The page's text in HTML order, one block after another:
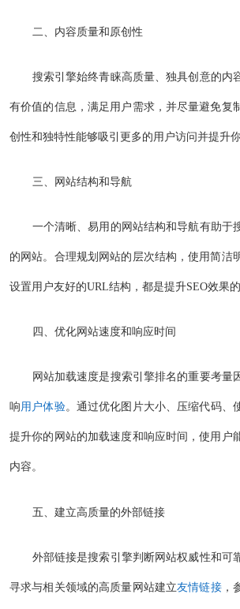
二、内容质量和原创性
搜索引擎始终青睐高质量、独具创意的内
有价值的信息，满足用户需求，并尽量避免复
创性和独特性能够吸引更多的用户访问并提升你
三、网站结构和导航
一个清晰、易用的网站结构和导航有助于
的网站。合理规划网站的层次结构，使用简洁
设置用户友好的URL结构，都是提升SEO效果的
四、优化网站速度和响应时间
网站加载速度是搜索引擎排名的重要考量
响用户体验。通过优化图片大小、压缩代码、
提升你的网站的加载速度和响应时间，使用户
内容。
五、建立高质量的外部链接
外部链接是搜索引擎判断网站权威性和可
寻求与相关领域的高质量网站建立友情链接，